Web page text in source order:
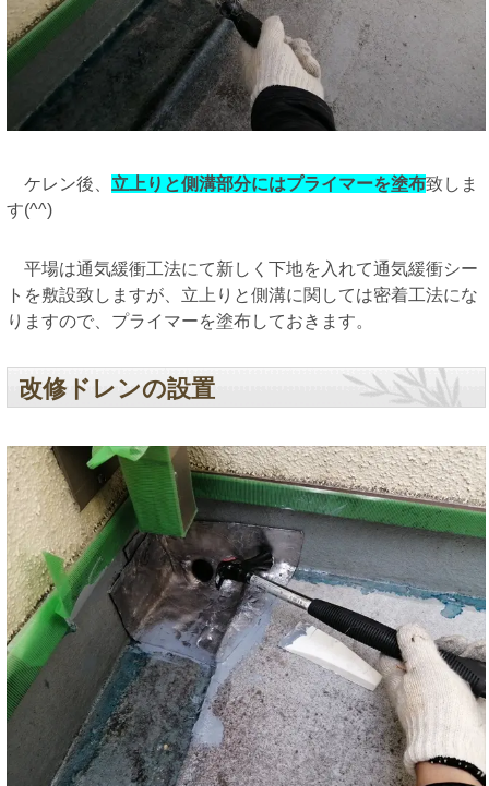
ケレン後、 立上りと側溝部分にはプライマーを塗布致しま
す(^^)
平場は通気緩衝工法にて新しく下地を入れて通気緩衝シー
トを敷設致しますが、立上りと側溝に関しては密着工法にな
りますので、プライマーを塗布しておきます。
改修ドレンの設置